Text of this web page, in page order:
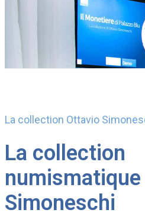
La collection Ottavio
La collection
Simoneschi